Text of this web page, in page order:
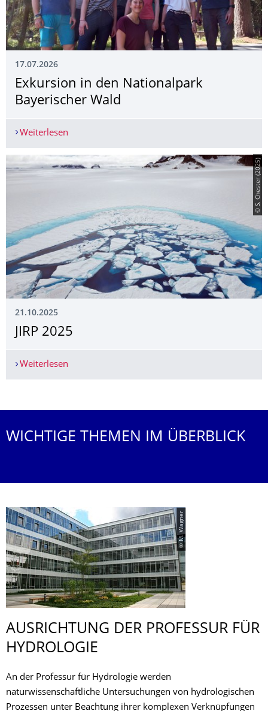
17.07.2026
Exkursion in den Nationalpark
Bayerischer Wald
Weiterlesen
© S. Chester (2025)
21.10.2025
JIRP 2025
Weiterlesen
WICHTIGE THEMEN IM ÜBERBLICK
© M. Wagner
AUSRICHTUNG DER PROFESSUR FÜR
HYDROLOGIE
An der Professur für Hydrologie werden
naturwissenschaftliche Untersuchungen von hydrologischen
Prozessen unter Beachtung ihrer komplexen Verknüpfungen